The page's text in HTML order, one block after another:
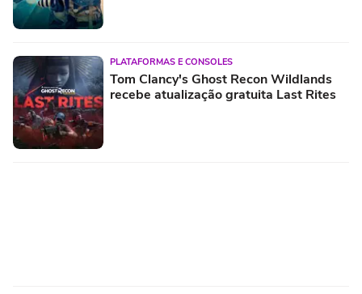
PLATAFORMAS E CONSOLES
Tom Clancy's Ghost Recon Wildlands
recebe atualização gratuita Last Rites